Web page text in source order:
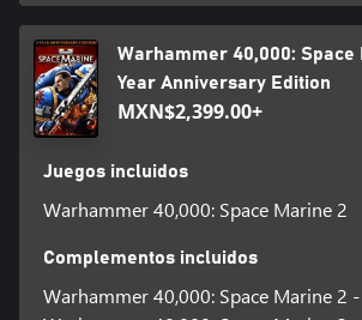
Warhammer 40,000: Space
Year Anniversary Edition
MXN$2,399.00+
Juegos incluidos
Warhammer 40,000: Space Marine 2
Complementos incluidos
Warhammer 40,000: Space Marine 2 -